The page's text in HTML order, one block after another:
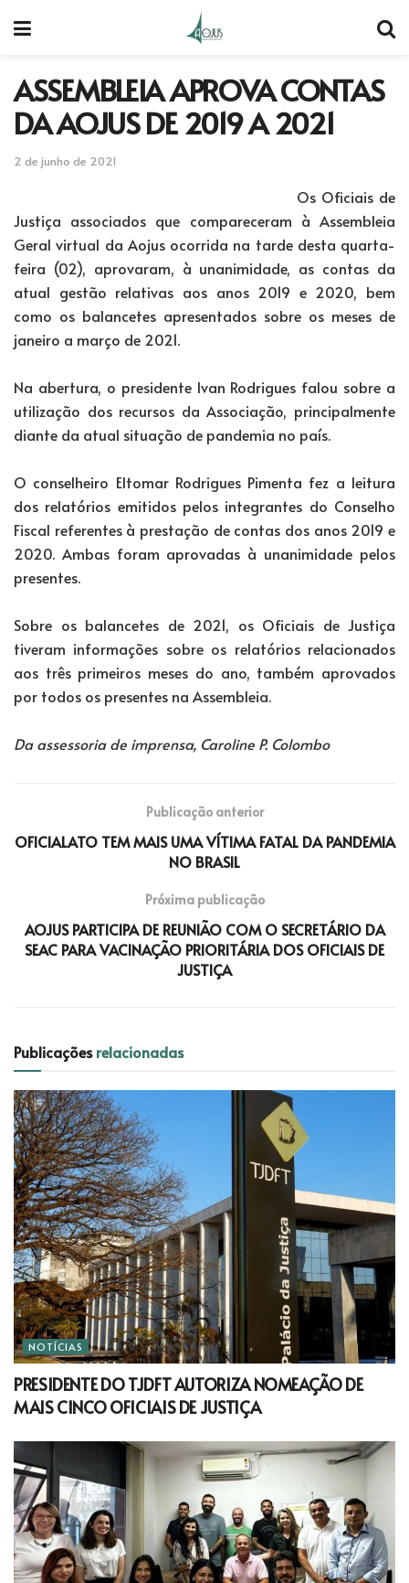
ASSEMBLEIA APROVA CONTAS
DA AOJUS DE 2019 A 2021
2 de junho de 2021
Os Oficiais de
Justiça associados que compareceram à Assembleia
Geral virtual da Aojus ocorrida na tarde desta quarta-
feira (02), aprovaram, à unanimidade, as contas da
atual gestão relativas aos anos 2019 e 2020, bem
como os balancetes apresentados sobre os meses de
janeiro a março de 2021.
Na abertura, o presidente Ivan Rodrigues falou sobre a
utilização dos recursos da Associação, principalmente
diante da atual situação de pandemia no país.
O conselheiro Eltomar Rodrigues Pimenta fez a leitura
dos relatórios emitidos pelos integrantes do Conselho
Fiscal referentes à prestação de contas dos anos 2019 e
2020. Ambas foram aprovadas à unanimidade pelos
presentes.
Sobre os balancetes de 2021, os Oficiais de Justiça
tiveram informações sobre os relatórios relacionados
aos três primeiros meses do ano, também aprovados
por todos os presentes na Assembleia.
Da assessoria de imprensa, Caroline P. Colombo
Publicação anterior
OFICIALATO TEM MAIS UMA VÍTIMA FATAL DA PANDEMIA
NO BRASIL
Próxima publicação
AOJUS PARTICIPA DE REUNIÃO COM O SECRETÁRIO DA
SEAC PARA VACINAÇÃO PRIORITÁRIA DOS OFICIAIS DE
JUSTIÇA
Publicaçõesrelacionadas
NOTÍCIAS
PRESIDENTE DO TJDFT AUTORIZA NOMEAÇÃO DE
MAIS CINCO OFICIAIS DE JUSTIÇA